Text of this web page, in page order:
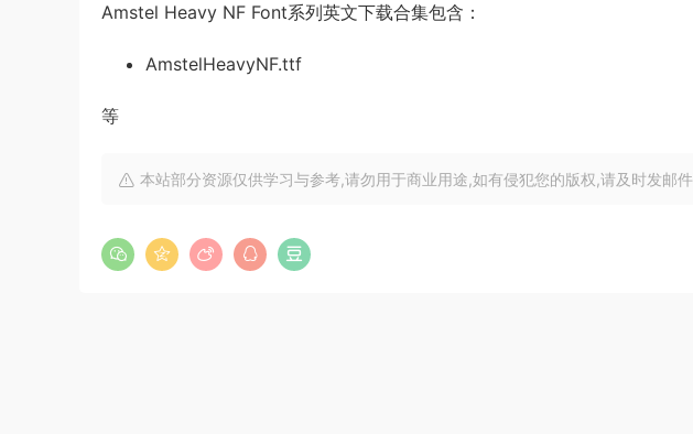
Amstel Heavy NF Font系列英文下载合集包含：
AmstelHeavyNF.ttf
等
本站部分资源仅供学习与参考,请勿用于商业用途,如有侵犯您的版权,请及时发邮